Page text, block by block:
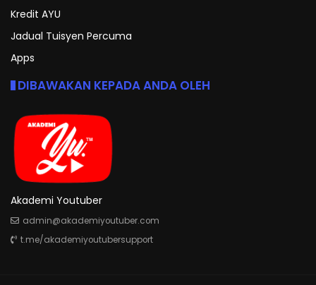
Kredit AYU
Jadual Tuisyen Percuma
Apps
DIBAWAKAN KEPADA ANDA OLEH
Akademi Youtuber
admin@akademiyoutuber.com
t.me/akademiyoutubersupport